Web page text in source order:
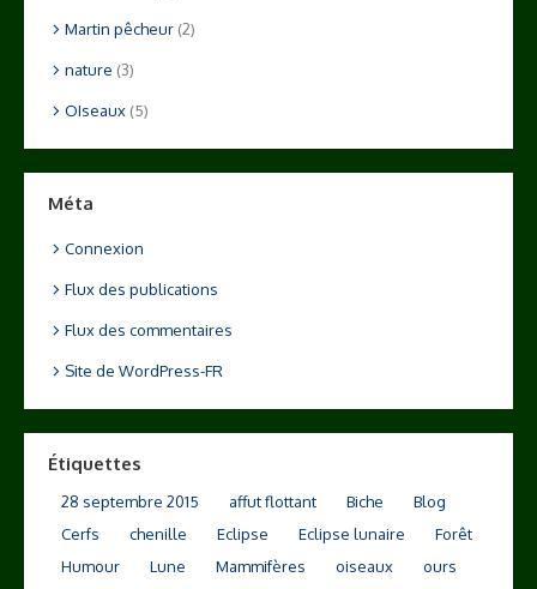
Martin pêcheur (2)
nature (3)
OIseaux (5)
Méta
Connexion
Flux des publications
Flux des commentaires
Site de WordPress-FR
Étiquettes
28 septembre 2015 affut flottant Biche
Blog
Cerfs
chenille Eclipse Eclipse lunaire
Forêt
Humour
Lune Mammifères oiseaux ours